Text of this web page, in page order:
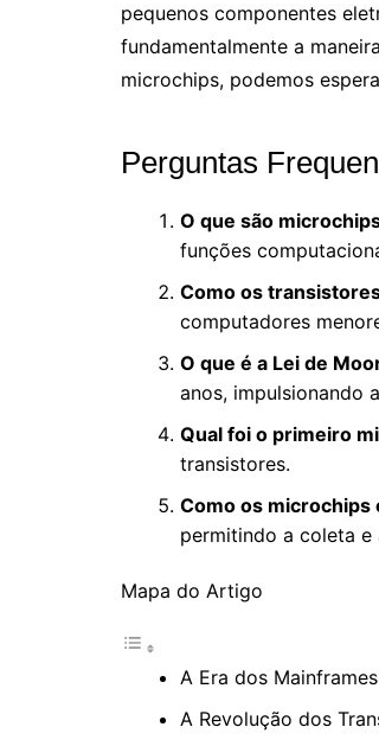
pequenos componentes
fundamentalmente a
microchips, podemos
Perguntas
O que são
funções
Como os
computadores
O que é a Lei de
anos, impulsionando
Qual foi o primeiro
transistores.
Como os microchips
permitindo a coleta e
Mapa do Artigo
A Era dos Mainframes
A Revolução dos